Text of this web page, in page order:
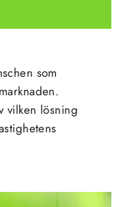
som
vilken lösning